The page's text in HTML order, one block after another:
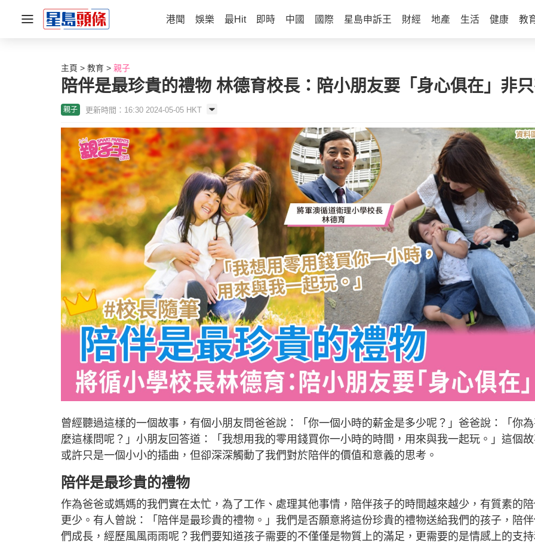
港聞 娛樂 最Hit 即時 中國 國際 星島申訴王 財經 地產 生活 健康 教
主頁 教育 親子
陪伴是最珍貴的禮物 林德育校長：陪小朋友要「身心俱在」非
親子 更新時間：16:30 2024-05-05 HKT
曾經聽過這樣的一個故事，有個小朋友問爸爸說：「你一個小時的薪金是多少呢？」爸爸說：「你
麼這樣問呢？」小朋友回答道：「我想用我的零用錢買你一小時的時間，用來與我一起玩。」這個
或許只是一個小小的插曲，但卻深深觸動了我們對於陪伴的價值和意義的思考。
陪伴是最珍貴的禮物
作為爸爸或媽媽的我們實在太忙，為了工作、處理其他事情，陪伴孩子的時間越來越少，有質素的
更少。有人曾說：「陪伴是最珍貴的禮物。」我們是否願意將這份珍貴的禮物送給我們的孩子，陪
們成長，經歷風風雨雨呢？我們要知道孩子需要的不僅僅是物質上的滿足，更需要的是情感上的支